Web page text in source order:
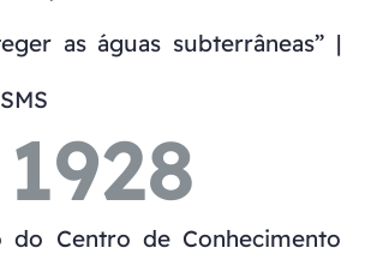
as águas subterrâneas” |
do Centro de Conhecimento
1928